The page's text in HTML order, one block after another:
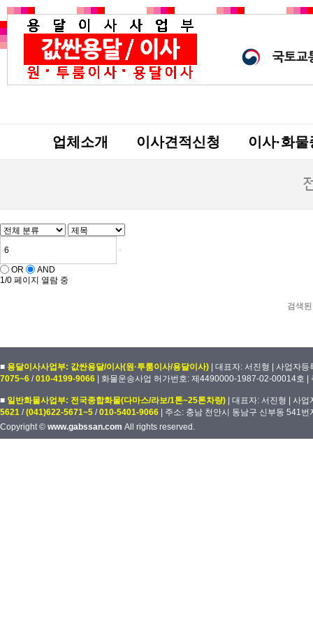
업체소개 이사견적신청 이사·화
OR
AND
1/0 페이지 열람 중
검색
■ 용달이사사업부: 값싼용달/이사(원·투룸이사/용달이사) | 대표자: 서진형 | 사업자
7075~6 /010-4199-9066 | 화물운송사업 허가번호: 제4490000-1987-02-00014호
■ 일반화물사업부: 전국종합화물(다마스/라보/1톤~25톤차량) | 대표자: 서진형 | 사
5621 /(041)622-5671~5 /010-5401-9066 | 주소: 충남 천안시 동남구 신부동 541
Copyright © www.gabssan.com All rights reserved.